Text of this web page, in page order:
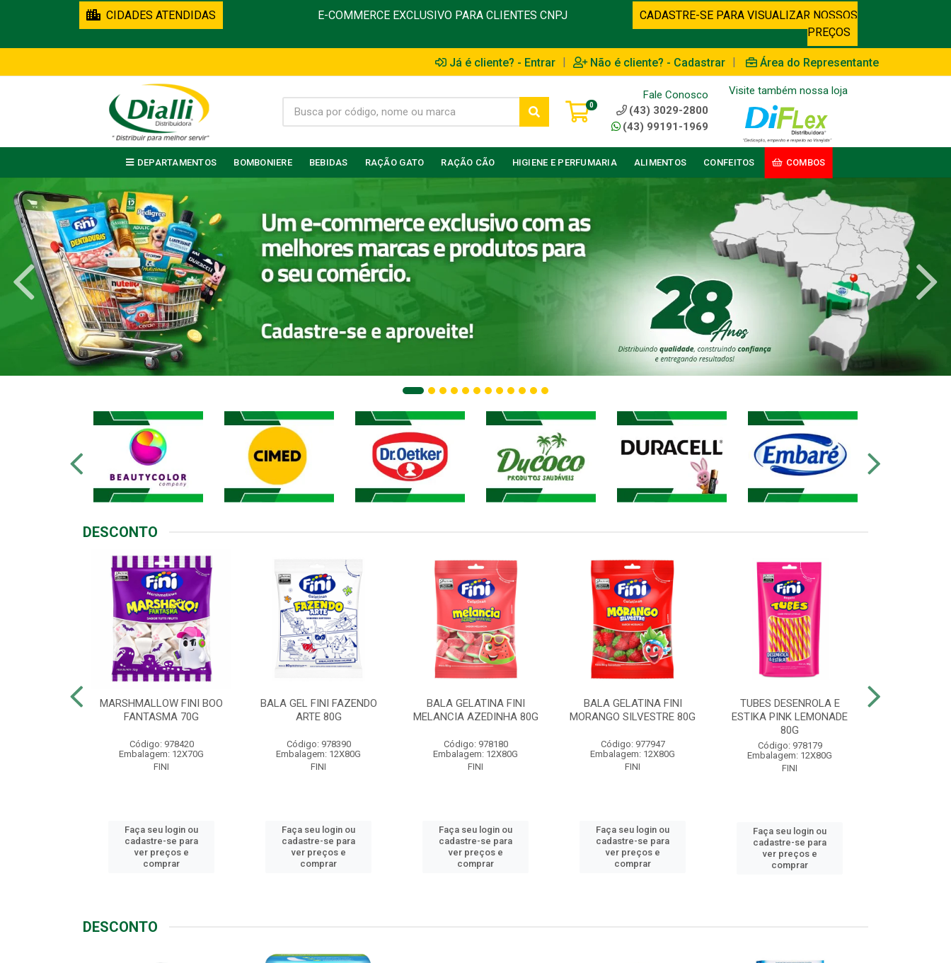
CIDADES ATENDIDAS E-COMMERCE EXCLUSIVO PARA CLIENTES CNPJ
CADASTRE-SE PARA VISUALIZAR NOSSOS
PREÇOS
Já é cliente? - Entrar | Não é cliente? - Cadastrar | Área do Representante
0
Fale Conosco
(43) 3029-2800
(43) 99191-1969
Visite também nossa loja
DEPARTAMENTOS BOMBONIERE BEBIDAS RAÇÃO GATO RAÇÃO CÃO HIGIENE E PERFUMARIA ALIMENTOS CONFEITOS COMBOS
DESCONTO
MARSHMALLOW FINI BOO
FANTASMA 70G
Código: 978420
Embalagem: 12X70G
FINI
Faça seu login ou
cadastre-se para
ver preços e
comprar
BALA GEL FINI FAZENDO
ARTE 80G
Código: 978390
Embalagem: 12X80G
FINI
Faça seu login ou
cadastre-se para
ver preços e
comprar
BALA GELATINA FINI
MELANCIA AZEDINHA 80G
Código: 978180
Embalagem: 12X80G
FINI
Faça seu login ou
cadastre-se para
ver preços e
comprar
BALA GELATINA FINI
MORANGO SILVESTRE 80G
Código: 977947
Embalagem: 12X80G
FINI
Faça seu login ou
cadastre-se para
ver preços e
comprar
TUBES DESENROLA E
ESTIKA PINK LEMONADE
80G
Código: 978179
Embalagem: 12X80G
FINI
Faça seu login ou
cadastre-se para
ver preços e
comprar
DESCONTO